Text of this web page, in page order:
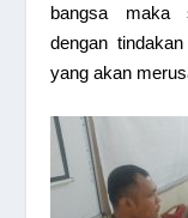
bangsa maka
dengan
yang akan